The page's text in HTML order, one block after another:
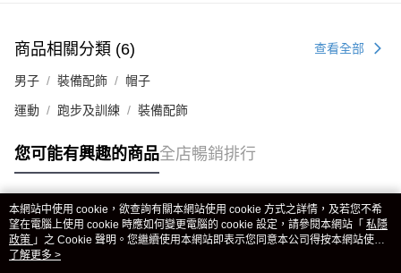
商品相關分類 (6) 查看全部
男子 裝備配飾 帽子
運動 跑步及訓練 裝備配飾
您可能有興趣的商品全店暢銷排行
熱門標籤
熱銷排行
本網站中使用 cookie，欲查詢有關本網站使用 cookie 方式之詳情，及若您不希
望在電腦上使用 cookie 時應如何變更電腦的 cookie 設定，請參閱本網站「 私隱
政策 」之 Cookie 聲明。您繼續使用本網站即表示您同意本公司得按本網站使用
條款之 Cookie 聲明使用 cookie。
了解更多 >